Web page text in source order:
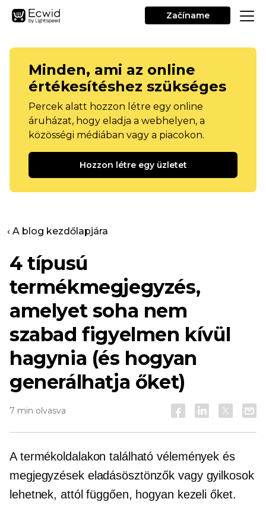
Začíname
Minden, ami az online
értékesítéshez szükséges
Percek alatt hozzon létre egy online
áruházat, hogy eladja a webhelyen, a
közösségi médiában vagy a piacokon.
Hozzon létre egy üzletet
‹ A blog kezdőlapjára
4 típusú
termékmegjegyzés,
amelyet soha nem
szabad figyelmen kívül
hagynia (és hogyan
generálhatja őket)
7 min olvasva
A termékoldalakon található vélemények és
megjegyzések eladásösztönzők vagy gyilkosok
lehetnek, attól függően, hogyan kezeli őket.